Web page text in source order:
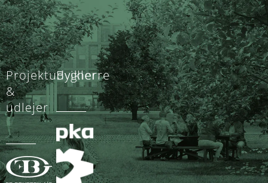
Projektudvikler
&
udlejer
Bygherre